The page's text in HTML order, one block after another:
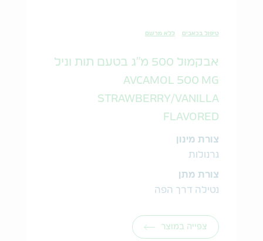
טיפול בכאבים ללא מרשם
אבקמול 500 מ"ג בטעם תות וניל
AVCAMOL 500 MG
STRAWBERRY/VANILLA
FLAVORED
צורת מינון
גרנולות
צורת מתן
נטילה דרך הפה
צפייה במוצר